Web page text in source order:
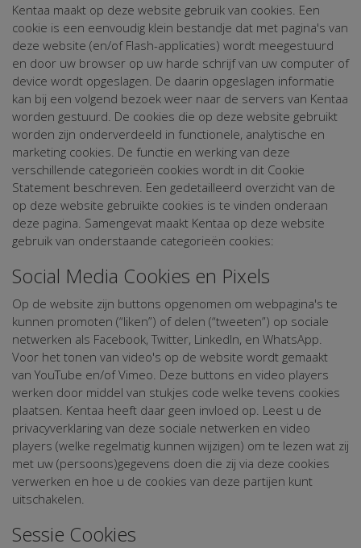
Kentaa maakt op deze website gebruik van cookies. Een
cookie is een eenvoudig klein bestandje dat met pagina's van
deze website (en/of Flash-applicaties) wordt meegestuurd
en door uw browser op uw harde schrijf van uw computer of
device wordt opgeslagen. De daarin opgeslagen informatie
kan bij een volgend bezoek weer naar de servers van Kentaa
worden gestuurd. De cookies die op deze website gebruikt
worden zijn onderverdeeld in functionele, analytische en
marketing cookies. De functie en werking van deze
verschillende categorieën cookies wordt in dit Cookie
Statement beschreven. Een gedetailleerd overzicht van de
op deze website gebruikte cookies is te vinden onderaan
deze pagina. Samengevat maakt Kentaa op deze website
gebruik van onderstaande categorieën cookies:
Social Media Cookies en Pixels
Op de website zijn buttons opgenomen om webpagina's te
kunnen promoten (“liken”) of delen (“tweeten”) op sociale
netwerken als Facebook, Twitter, LinkedIn, en WhatsApp.
Voor het tonen van video's op de website wordt gemaakt
van YouTube en/of Vimeo. Deze buttons en video players
werken door middel van stukjes code welke tevens cookies
plaatsen. Kentaa heeft daar geen invloed op. Leest u de
privacyverklaring van deze sociale netwerken en video
players (welke regelmatig kunnen wijzigen) om te lezen wat zij
met uw (persoons)gegevens doen die zij via deze cookies
verwerken en hoe u de cookies van deze partijen kunt
uitschakelen.
Sessie Cookies